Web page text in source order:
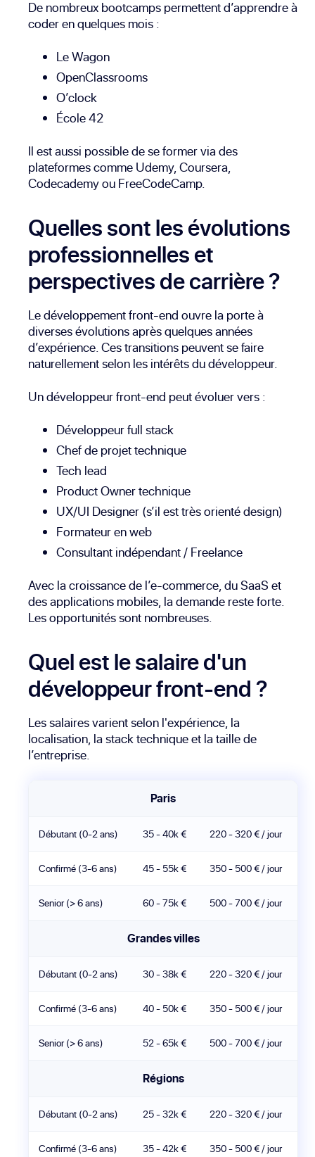
De nombreux bootcamps permettent d’apprendre à
coder en quelques mois :
Le Wagon
OpenClassrooms
O’clock
École 42
Il est aussi possible de se former via des
plateformes comme Udemy, Coursera,
Codecademy ou FreeCodeCamp.
Quelles sont les évolutions
professionnelles et
perspectives de carrière ?
Le développement front-end ouvre la porte à
diverses évolutions après quelques années
d’expérience. Ces transitions peuvent se faire
naturellement selon les intérêts du développeur.
Un développeur front-end peut évoluer vers :
Développeur full stack
Chef de projet technique
Tech lead
Product Owner technique
UX/UI Designer (s’il est très orienté design)
Formateur en web
Consultant indépendant / Freelance
Avec la croissance de l’e-commerce, duSaaS et
des applications mobiles, la demande reste forte.
Les opportunités sont nombreuses.
Quel est le salaire d'un
développeur front-end ?
Les salaires varient selon l'expérience, la
localisation, la stack technique et la taille de
l’entreprise.
Paris
Débutant (0-2 ans) 35 - 40k € 220 - 320 € / jour
Confirmé (3-6 ans) 45 - 55k € 350 - 500 € / jour
Senior (> 6 ans) 60 - 75k € 500 - 700 € / jour
Grandes villes
Débutant (0-2 ans) 30 - 38k € 220 - 320 € / jour
Confirmé (3-6 ans) 40 - 50k € 350 - 500 € / jour
Senior (> 6 ans) 52 - 65k € 500 - 700 € / jour
Régions
Débutant (0-2 ans) 25 - 32k € 220 - 320 € / jour
Confirmé (3-6 ans) 35 - 42k € 350 - 500 € / jour